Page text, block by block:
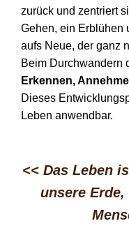
zurück und zentriert
Gehen, ein Erblühen
aufs Neue, der ganz
Beim Durchwandern
Erkennen,
Dieses
Leben anwendbar.
<< Das Leben
unsere